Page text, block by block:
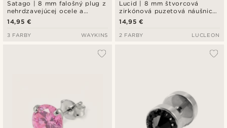
Satago | 8 mm falošný plug z
nehrdzavejúcej ocele a
červeného dubového dreva
14,95 €
3 FARBY WAYKINS
Lucid | 8 mm štvorcová
zirkónová puzetová náušnica
v bledofialovom tóne z
mincového striebra 925
14,95 €
2 FARBY LUCLEON